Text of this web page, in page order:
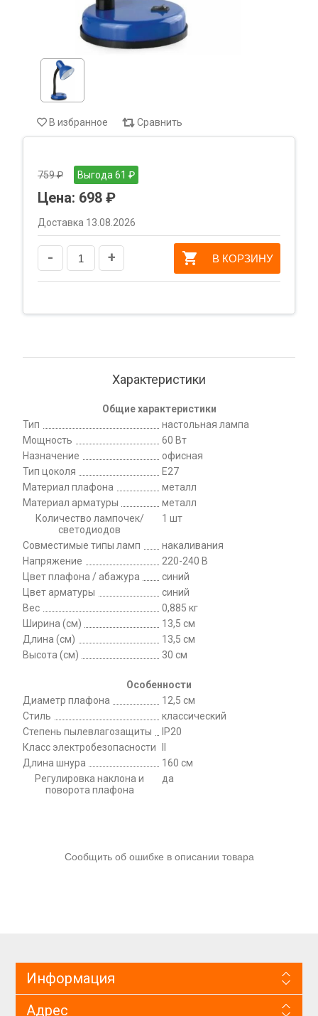
В избранное Сравнить
759 ₽ Выгода 61 ₽
Цена: 698 ₽
Доставка 13.08.2026
- + В КОРЗИНУ
Характеристики
Общие характеристики
Тип
настольная лампа
Мощность
60 Вт
Назначение
офисная
Тип цоколя
E27
Материал плафона
металл
Материал арматуры
металл
Количество лампочек/
светодиодов
1 шт
Совместимые типы ламп
накаливания
Напряжение
220-240 В
Цвет плафона / абажура
синий
Цвет арматуры
синий
Вес
0,885 кг
Ширина (см)
13,5 см
Длина (см)
13,5 см
Высота (см)
30 см
Особенности
Диаметр плафона
12,5 см
Стиль
классический
Степень пылевлагозащиты
IP20
Класс электробезопасности
Длина шнура
160 см
Регулировка наклона и
поворота плафона
да
Сообщить об ошибке в описании товара
Информация
Адрес